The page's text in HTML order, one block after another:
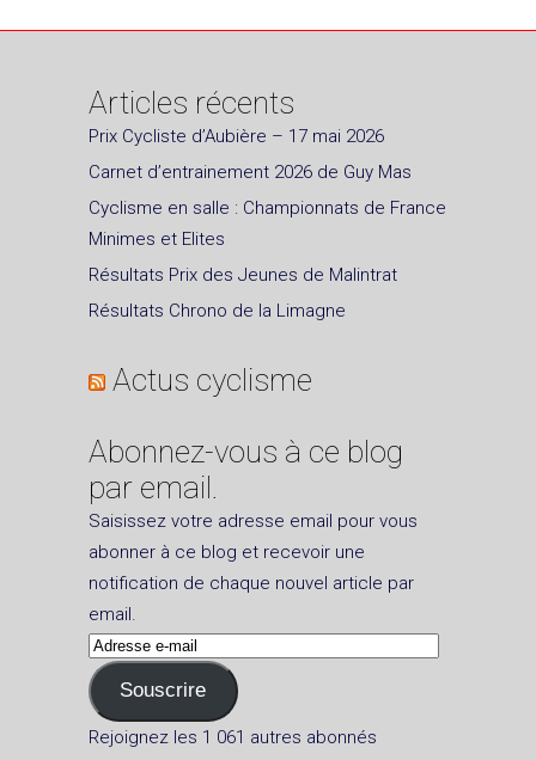
Articles récents
Prix Cycliste d’Aubière – 17 mai 2026
Carnet d’entrainement 2026 de Guy Mas
Cyclisme en salle : Championnats de France
Minimes et Elites
Résultats Prix des Jeunes de Malintrat
Résultats Chrono de la Limagne
Actus cyclisme
Abonnez-vous à ce blog
par email.
Saisissez votre adresse email pour vous
abonner à ce blog et recevoir une
notification de chaque nouvel article par
email.
Adresse
e-
mail
Souscrire
Rejoignez les 1 061 autres abonnés